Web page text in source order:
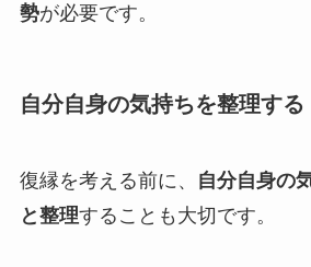
勢が必要です。
自分自身の気持ちを整理する
復縁を考える前に、
自分自身の
と整理することも大切です。